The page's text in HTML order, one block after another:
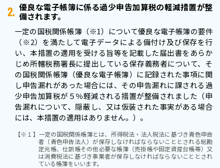
2. 優良な電子帳簿に係る過少申告加算税の軽減措置が整
備されます。
一定の国税関係帳簿（※1）について優良な電子帳簿の要件
（※2）を満たして電子データによる備付け及び保存を行
い、本措置の適用を受ける旨等を記載した届出書をあらか
じめ所轄税務署長に提出している保存義務者について、そ
の国税関係帳簿（優良な電子帳簿）に記録された事項に関
し申告漏れがあった場合には、その申告漏れに課される過
少申告加算税が５％軽減される措置が整備されました（申
告漏れについて、隠蔽し、又は仮装された事実がある場合
には、本措置の適用はありません。）。
【※１】 一定の国税関係帳簿とは、所得税法・法人税法に基づき青色申告
者（青色申告法人）が保存しなければならないこととされる総勘
定元帳、仕訳帳その他必要な帳簿（売掛帳や固定資産台帳等）又
は消費税法に基づき事業者が保存しなければならないこととされ
ている帳簿をいいます。